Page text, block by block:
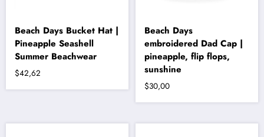
Beach Days Bucket Hat |
Pineapple Seashell
Summer Beachwear
$42,62
Bu
fazla
Beach Days
embroidered Dad Cap |
pineapple, flip flops,
sunshine
$30,00